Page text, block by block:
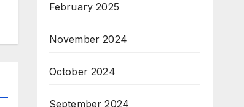
February 2025
November 2024
October 2024
September 2024